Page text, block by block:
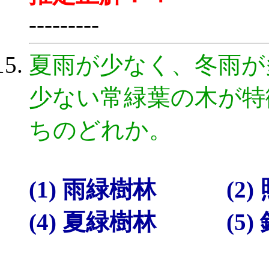
---------
夏雨が少なく、冬雨
少ない常緑葉の木が
ちのどれか。
(1) 雨緑樹林 (2)
(4) 夏緑樹林 (5)